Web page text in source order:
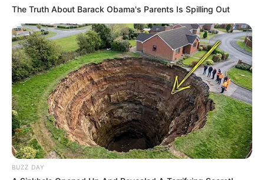
HƏMÇININ OXUYUN
Qaydalar TƏSDİQLƏNDİ:1 sentyabr 2026-cı il
tarixindən qüvvəyə minəcək
"Qaçqınkom" aylıq müavinətlə bağlıRƏSMİ
AÇIQLAMA YAYDI
Yeni təyin olunan müavin KİMDİR? —FOTO
The Truth About Barack Obama's Parents Is Spilling Out
BUZZ DAY